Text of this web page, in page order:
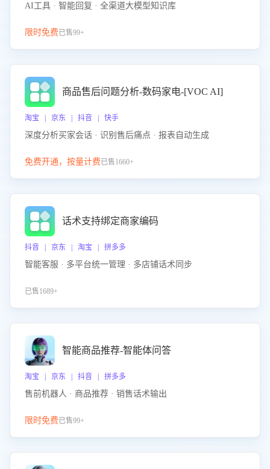
AI工具 · 智能回复 · 全渠道大模型知识库
限时免费已售99+
商品售后问题分析-数码家电-[VOC AI]
淘宝 | 京东 | 抖音 | 快手
深度分析买家会话 · 识别售后痛点 · 报表自动生成
免费开通，按量计费已售1660+
话术支持绑定商家编码
抖音 | 京东 | 淘宝 | 拼多多
智能客服 · 多平台统一管理 · 多店铺话术同步
已售1689+
智能商品推荐-智能体问答
淘宝 | 京东 | 抖音 | 拼多多
售前机器人 · 商品推荐 · 销售话术输出
限时免费已售99+